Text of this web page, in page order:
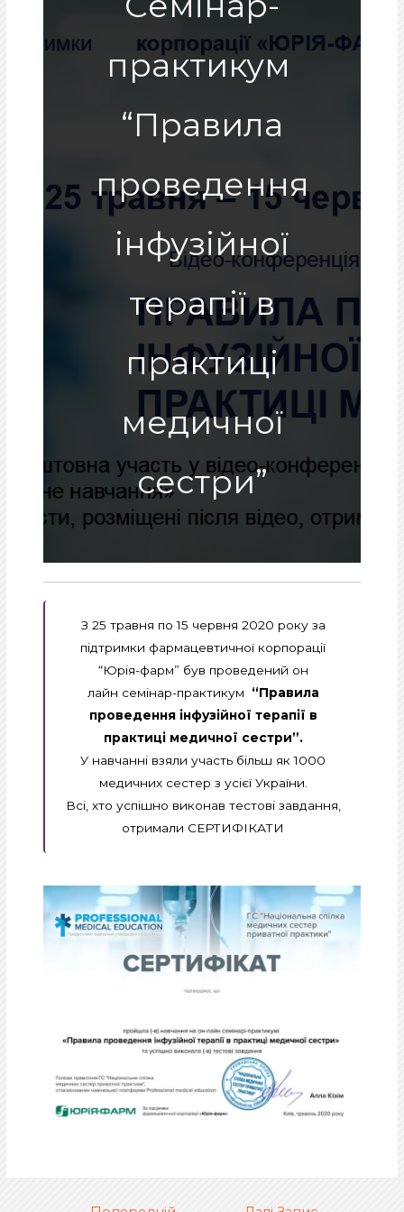
практикум
“Правила
проведення
інфузійної
терапії в
практиці
медичної
сестри”
З 25 травня по 15 червня 2020 року за
підтримки фармацевтичної корпорації
“Юрія-фарм” був проведений он
лайн семінар-практикум “Правила
проведення інфузійної терапії в
практиці медичної сестри”.
У навчанні взяли участь більш як 1000
медичних сестер з усієї України.
Всі, хто успішно виконав тестові завдання,
отримали СЕРТИФІКАТИ